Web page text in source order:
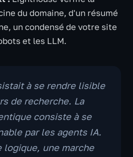
du domaine, d'un résumé
un condensé de votre site
et les LLM.
à se rendre lisible
de recherche. La
consiste à se
par les agents IA.
logique, une marche